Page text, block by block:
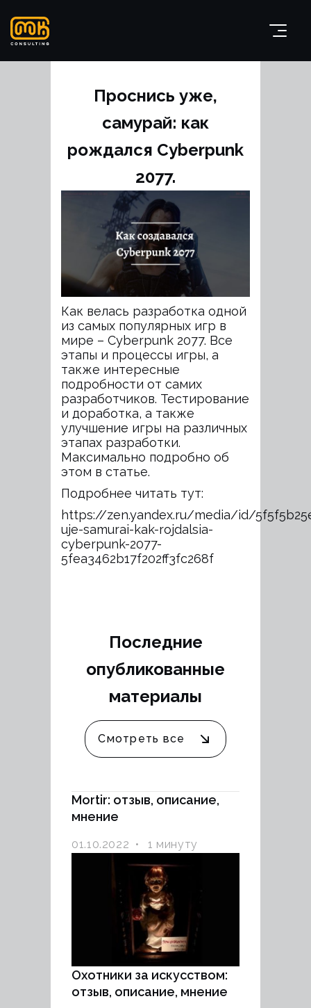
Проснись уже,
самурай: как
рождался Cyberpunk
2077.
Как велась разработка одной
из самых популярных игр в
мире – Cyberpunk 2077. Все
этапы и процессы игры, а
также интересные
подробности от самих
разработчиков. Тестирование
и доработка, а также
улучшение игры на различных
этапах разработки.
Максимально подробно об
этом в статье.
Подробнее читать тут:
https://zen.yandex.ru/media/id/
uje-samurai-kak-rojdalsia-
cyberpunk-2077-
5fea3462b17f202ff3fc268f
Последние
опубликованные
материалы
Смотреть все
Mortir: отзыв, описание,
мнение
01.10.2022 1 минуту
Охотники за искусством:
отзыв, описание, мнение